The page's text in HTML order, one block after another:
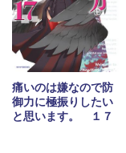
痛いのは嫌なので防
御力に極振りしたい
と思います。 １７